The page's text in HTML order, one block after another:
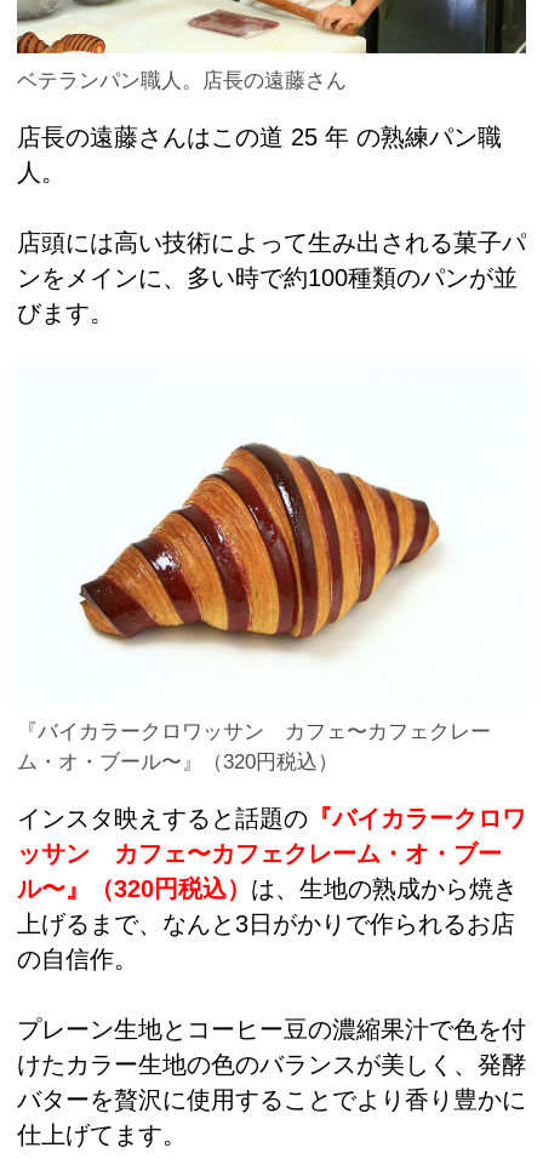
ベテランパン職人。店長の遠藤さん
店長の遠藤さんはこの道 25 年 の熟練パン職
人。
店頭には高い技術によって生み出される菓子パ
ンをメインに、多い時で約100種類のパンが並
びます。
『バイカラークロワッサン カフェ〜カフェクレー
ム・オ・ブール〜』（320円税込）
インスタ映えすると話題の 『バイカラークロワ
ッサン カフェ〜カフェクレーム・オ・ブー
ル〜』
（320円税込） は、生地の熟成から焼き
上げるまで、なんと3日がかりで作られるお店
の自信作。
プレーン生地とコーヒー豆の濃縮果汁で色を付
けたカラー生地の色のバランスが美しく、発酵
バターを贅沢に使用することでより香り豊かに
仕上げてます。